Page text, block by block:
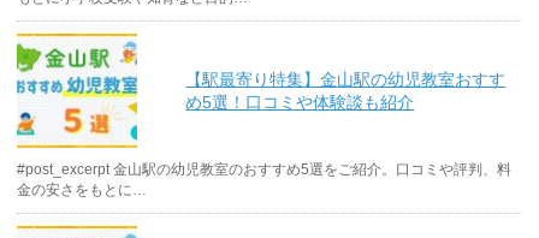
【駅最寄り特集】金山駅の幼児教室おすす
め5選！口コミや体験談も紹介
#post_excerpt 金山駅の幼児教室のおすすめ5選をご紹介。口コミや評判、料
金の安さをもとに…